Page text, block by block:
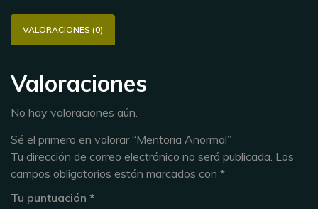
VALORACIONES (0)
Valoraciones
No hay valoraciones aún.
Sé el primero en valorar “Mentoria Anormal”
Tu dirección de correo electrónico no será publicada. Los
campos obligatorios están marcados con *
Tu puntuación *